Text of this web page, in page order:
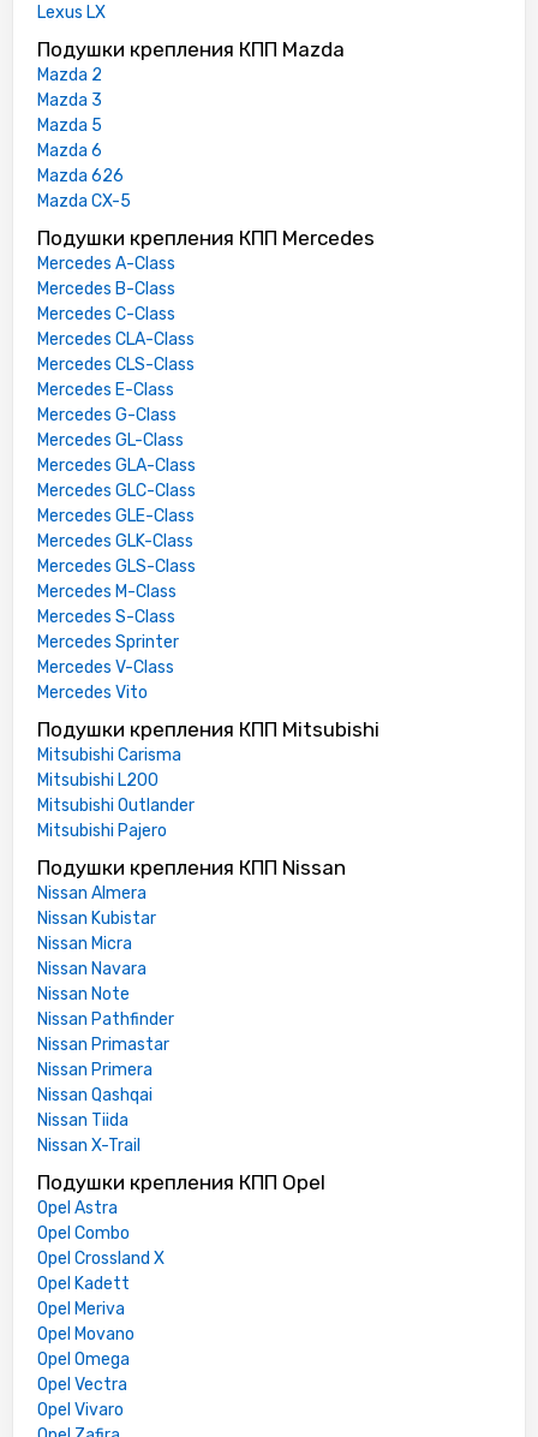
Lexus LX
Подушки крепления КПП Mazda
Mazda 2
Mazda 3
Mazda 5
Mazda 6
Mazda 626
Mazda CX-5
Подушки крепления КПП Mercedes
Mercedes A-Class
Mercedes B-Class
Mercedes C-Class
Mercedes CLA-Class
Mercedes CLS-Class
Mercedes E-Class
Mercedes G-Class
Mercedes GL-Class
Mercedes GLA-Class
Mercedes GLC-Class
Mercedes GLE-Class
Mercedes GLK-Class
Mercedes GLS-Class
Mercedes M-Class
Mercedes S-Class
Mercedes Sprinter
Mercedes V-Class
Mercedes Vito
Подушки крепления КПП Mitsubishi
Mitsubishi Carisma
Mitsubishi L200
Mitsubishi Outlander
Mitsubishi Pajero
Подушки крепления КПП Nissan
Nissan Almera
Nissan Kubistar
Nissan Micra
Nissan Navara
Nissan Note
Nissan Pathfinder
Nissan Primastar
Nissan Primera
Nissan Qashqai
Nissan Tiida
Nissan X-Trail
Подушки крепления КПП Opel
Opel Astra
Opel Combo
Opel Crossland X
Opel Kadett
Opel Meriva
Opel Movano
Opel Omega
Opel Vectra
Opel Vivaro